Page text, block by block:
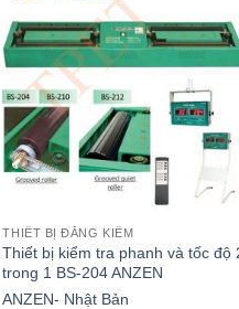
THIẾT BỊ ĐĂNG KIỂM
Thiết bị kiểm tra phanh và tốc độ
trong 1 BS-204 ANZEN
ANZEN- Nhật Bản